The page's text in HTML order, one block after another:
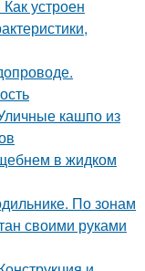
устроен
кашпо из
в жидком
По зонам
своими руками